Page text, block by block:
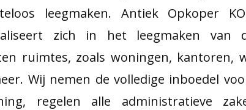
leegmaken. Antiek Opkoper
zich in het leegmaken van
ruimtes, zoals woningen, kantoren,
Wij nemen de volledige inboedel
regelen alle administratieve